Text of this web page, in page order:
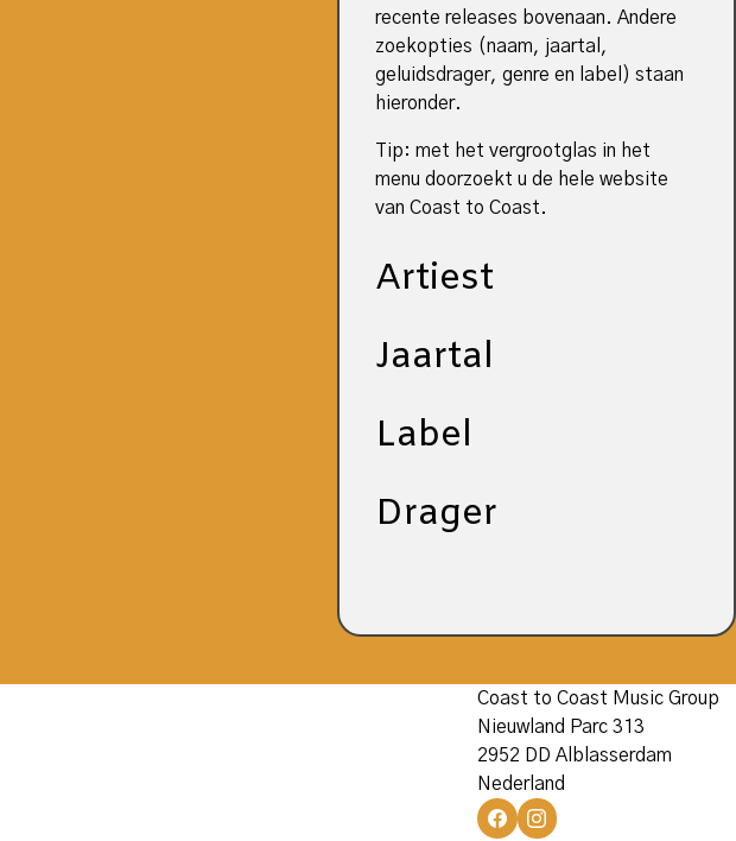
recente releases bovenaan. Andere
zoekopties (naam, jaartal,
geluidsdrager, genre en label) staan
hieronder.
Tip: met het vergrootglas in het
menu doorzoekt u de hele website
van Coast to Coast.
Artiest
Jaartal
Label
Drager
Coast to Coast Music Group
Nieuwland Parc 313
2952 DD Alblasserdam
Nederland